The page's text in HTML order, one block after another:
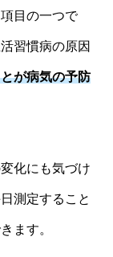
目の一つで
習慣病の原因
が病気の予防
化にも気づけ
測定すること
ます。